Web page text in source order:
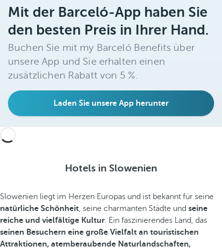
Mit der Barceló-App haben Sie
den besten Preis in Ihrer Hand.
Buchen Sie mit my Barceló Benefits über
unsere App und Sie erhalten einen
zusätzlichen Rabatt von 5 %.
Laden Sie unsere App herunter
Hotels in Slowenien
Slowenien liegt im Herzen Europas und ist bekannt für seine
natürliche Schönheit, seine charmanten Städte und seine
reiche und vielfältige Kultur. Ein faszinierendes Land, das
seinen Besuchern eine große Vielfalt an touristischen
Attraktionen, atemberaubende Naturlandschaften,